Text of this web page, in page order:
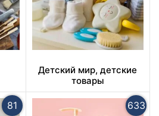
Детский мир, детские
товары
81 633